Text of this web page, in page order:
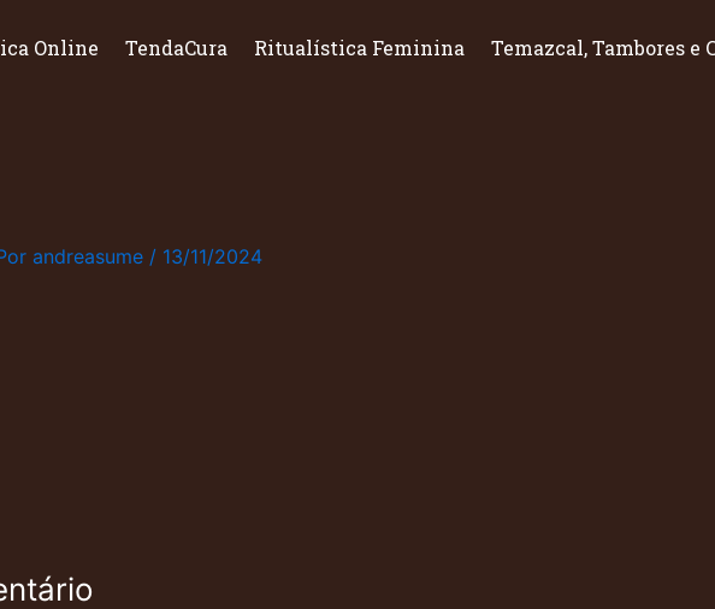
Online TendaCura Ritualística Feminina Temazcal, Tambores e
andreasume / 13/11/2024